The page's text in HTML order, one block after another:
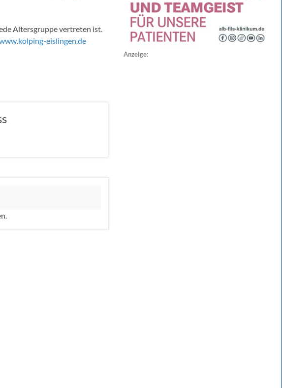
Altersgruppe vertreten ist.
eislingen.de
Anzeige: